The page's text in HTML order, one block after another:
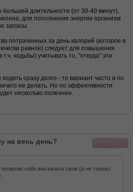
большей длительности (от 30-40 минут),
для пополнения энергии организм
запасы.
потраченных за день калорий (которое в
равное) следует для повышения
ходьбы) учитывать то, "откуда" эти
сразу долго - то вариант часто и по
не делать. Но по эффективности
несколько полезнее.
Мелисса
на весь день?
себе высказать свое (и не только